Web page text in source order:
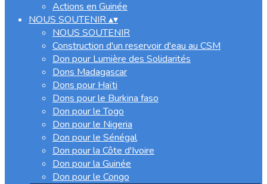
Actions en Guinée
NOUS SOUTENIR▴▾
NOUS SOUTENIR
Construction d'un reservoir d'eau au CSM
Don pour Lumière des Solidarités
Dons Madagascar
Dons pour Haïti
Dons pour le Burkina faso
Don pour le Togo
Don pour le Nigeria
Don pour le Sénégal
Don pour la Côte d'Ivoire
Don pour la Guinée
Don pour le Congo